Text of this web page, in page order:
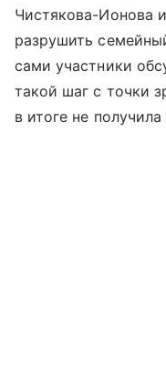
Чистякова-Ионова
разрушить
сами участники
такой шаг с точки
в итоге не